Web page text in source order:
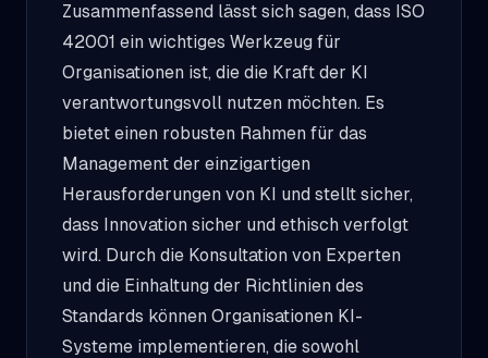
Zusammenfassend lässt sich sagen, dass ISO
42001 ein wichtiges Werkzeug für
Organisationen ist, die die Kraft der KI
verantwortungsvoll nutzen möchten. Es
bietet einen robusten Rahmen für das
Management der einzigartigen
Herausforderungen von KI und stellt sicher,
dass Innovation sicher und ethisch verfolgt
wird. Durch die Konsultation von Experten
und die Einhaltung der Richtlinien des
Standards können Organisationen KI-
Systeme implementieren, die sowohl